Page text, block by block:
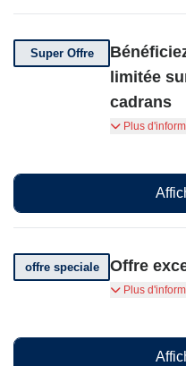
Super Offre
limitée
cadrans
Bénéficiez
fonds
mises à
Plus
offre speciale Offre
Trouvez de
Plus